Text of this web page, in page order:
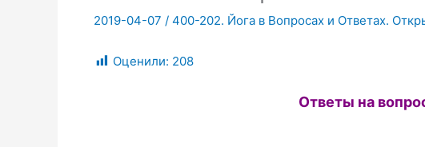
2019-04-07 / 400-202. Йога в Вопросах и Ответах.
Оценили: 208
Ответы на